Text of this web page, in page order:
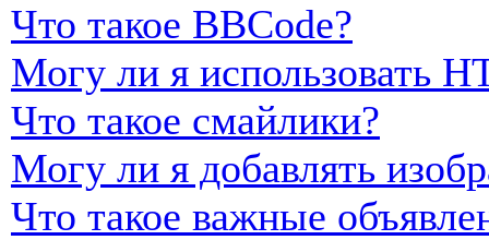
Что такое BBCode?
Могу ли я использовать
Что такое смайлики?
Могу ли я добавлять
Что такое важные